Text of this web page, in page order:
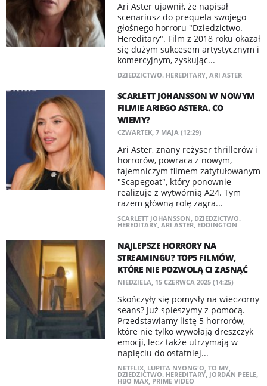
Ari Aster ujawnił, że napisał
scenariusz do prequela swojego
głośnego horroru "Dziedzictwo.
Hereditary". Film z 2018 roku okazał
się dużym sukcesem artystycznym i
komercyjnym, zyskując...
DZIEDZICTWO. HEREDITARY, ARI ASTER
SCARLETT JOHANSSON W NOWYM
FILMIE ARIEGO ASTERA. CO
WIEMY?
CZWARTEK, 7 MAJA (12:29)
Ari Aster, znany reżyser thrillerów i
horrorów, powraca z nowym,
tajemniczym filmem zatytułowanym
"Scapegoat", który ponownie
realizuje z wytwórnią A24. Tym
razem główną rolę zagra...
SCARLETT JOHANSSON, DZIEDZICTWO.
HEREDITARY, ARI ASTER, EDDINGTON
NAJLEPSZE HORRORY NA
STREAMINGU? TOP5 FILMÓW,
KTÓRE NIE POZWOLĄ CI ZASNĄĆ
NIEDZIELA, 15 CZERWCA 2025 (14:25)
Skończyły się pomysły na wieczorny
seans? Już spieszymy z pomocą.
Przedstawiamy listę 5 horrorów,
które nie tylko wywołają dreszczyk
emocji, lecz także utrzymają w
napięciu do ostatniej...
NETFLIX, LUPITA NYONG'O, TO MY,
DZIEDZICTWO. HEREDITARY, JORDAN PEELE,
HBO MAX, PRIME VIDEO